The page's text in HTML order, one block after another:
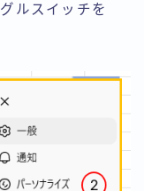
ルスイッチを